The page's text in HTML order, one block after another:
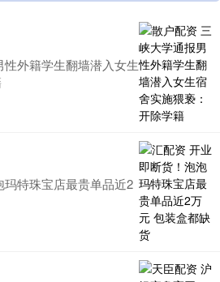
外籍学生翻墙潜入女生
特珠宝店最贵单品近2